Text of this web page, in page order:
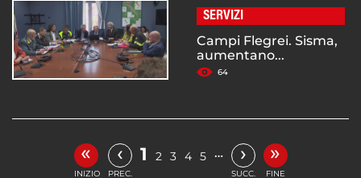
SERVIZI
Campi Flegrei. Sisma,
aumentano...
64
«
INIZIO
‹
PREC.
1 2 3 4 5 … ›
SUCC.
»
FINE